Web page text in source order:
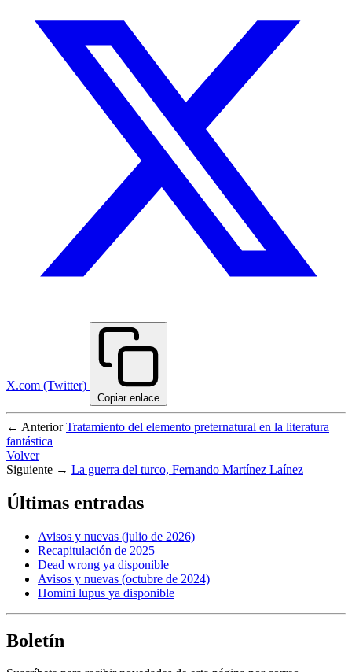
X.com (Twitter)
Copiar enlace
← Anterior Tratamiento del elemento preternatural en la literatura
fantástica
Volver
Siguiente → La guerra del turco, Fernando Martínez Laínez
Últimas entradas
Avisos y nuevas (julio de 2026)
Recapitulación de 2025
Dead wrong ya disponible
Avisos y nuevas (octubre de 2024)
Homini lupus ya disponible
Boletín